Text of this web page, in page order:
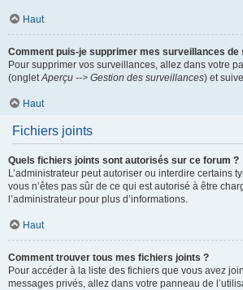
Haut
Comment puis-je supprimer mes surveillances de
Pour supprimer vos surveillances, allez dans votre
(ongletAperçu --> Gestion des surveillances) et
Haut
Fichiers joints
Quels fichiers joints sont autorisés sur ce forum ?
L’administrateur peut autoriser ou interdire certains
vous n’êtes pas sûr de ce qui est autorisé à être
l’administrateur pour plus d’informations.
Haut
Comment trouver tous mes fichiers joints ?
Pour accéder à la liste des fichiers que vous avez
messages privés, allez dans votre panneau de